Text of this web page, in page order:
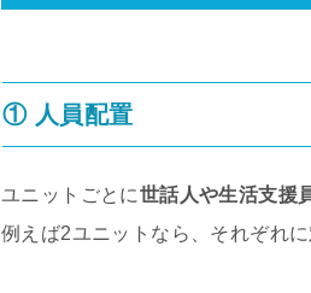
① 人員配置
ユニットごとに世話人や生活支援
例えば2ユニットなら、それぞれ